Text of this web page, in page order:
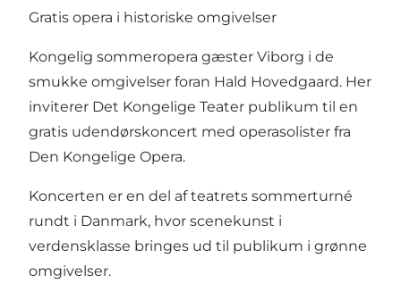
Gratis opera i historiske omgivelser
Kongelig sommeropera gæster Viborg i de
smukke omgivelser foran Hald Hovedgaard. Her
inviterer Det Kongelige Teater publikum til en
gratis udendørskoncert med operasolister fra
Den Kongelige Opera.
Koncerten er en del af teatrets sommerturné
rundt i Danmark, hvor scenekunst i
verdensklasse bringes ud til publikum i grønne
omgivelser.